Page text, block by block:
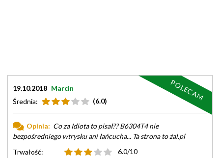
19.10.2018 Marcin
Średnia:
(6.0)
Opinia: Co za Idiota to pisał?? B6304T4 nie
bezpośredniego wtrysku ani łańcucha... Ta strona to żal.pl
Trwałość:
6.0/10
POLECAM